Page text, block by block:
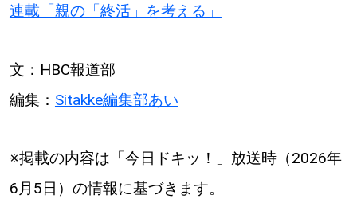
連載「親の「終活」を考える」
文：HBC報道部
編集： Sitakke編集部あい
※掲載の内容は「今日ドキッ！」放送時（2026年
6月5日）の情報に基づきます。